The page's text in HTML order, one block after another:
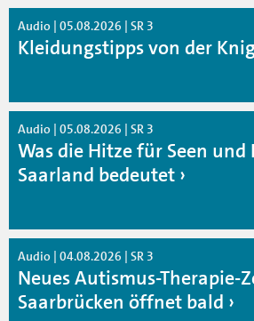
Audio | 05.08.2026 | SR 3
Kleidungstipps von der
Audio | 05.08.2026 | SR 3
Was die Hitze für Seen und
Saarland bedeutet
Audio | 04.08.2026 | SR 3
Neues Autismus-Therapie-
Saarbrücken öffnet bald